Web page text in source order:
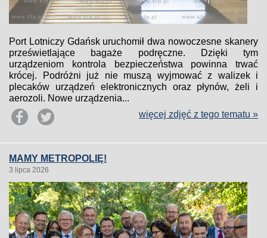
Port Lotniczy Gdańsk uruchomił dwa nowoczesne skanery
prześwietlające bagaże podręczne. Dzięki tym
urządzeniom kontrola bezpieczeństwa powinna trwać
krócej. Podróżni już nie muszą wyjmować z walizek i
plecaków urządzeń elektronicznych oraz płynów, żeli i
aerozoli. Nowe urządzenia...
więcej zdjęć z tego tematu »
MAMY METROPOLIĘ!
3 lipca 2026